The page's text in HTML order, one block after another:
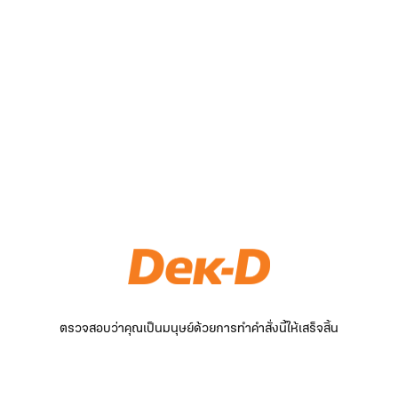
ตรวจสอบว่าคุณเป็นมนุษย์ด้วยการทำคำสั่งนี้ให้เสร็จสิ้น